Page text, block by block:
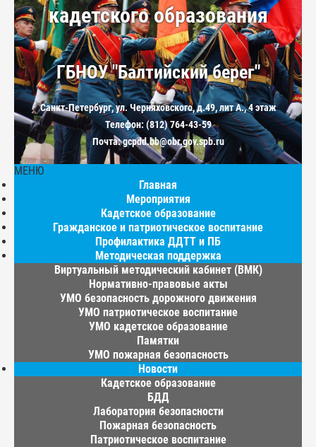
кадетского образования
ГБНОУ "Балтийский берег"
Санкт-Петербург, ул. Черняховского, д.49, лит А., 4 этаж
Телефон: (812) 764-43-59
Почта: gcpdd.bb@obr.gov.spb.ru
МЕНЮ
Главная
Мероприятия
Кадетское образование
Гражданское и патриотическое воспитание
Профилактика ДДТТ и ПБ
Методическая поддержка
Виртуальный методический кабинет (ВМК)
Нормативно-правовые акты
УМО безопасность дорожного движения
УМО патриотическое воспитание
УМО кадетское образование
Памятки
УМО пожарная безопасность
Новости
Кадетское образование
БДД
Лаборатория безопасности
Пожарная безопасность
Патриотическое воспитание